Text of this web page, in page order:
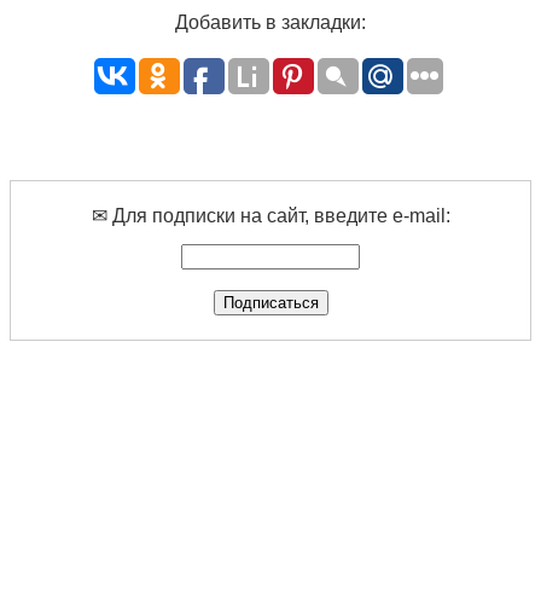
Добавить в закладки:
✉ Для подписки на сайт, введите e-mail: